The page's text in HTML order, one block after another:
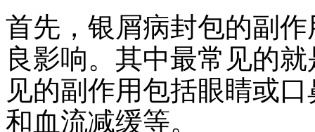
首先，银屑病封包的副
良影响。其中最常见的
见的副作用包括眼睛或
和血流减缓等。